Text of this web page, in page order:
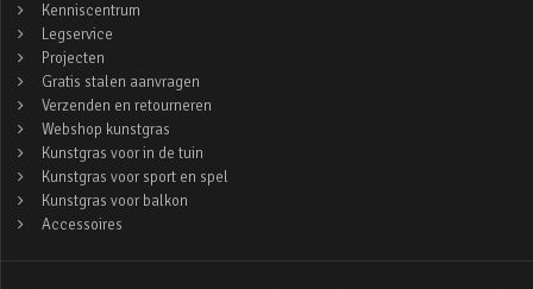
Kenniscentrum
Legservice
Projecten
Gratis stalen aanvragen
Verzenden en retourneren
Webshop kunstgras
Kunstgras voor in de tuin
Kunstgras voor sport en spel
Kunstgras voor balkon
Accessoires